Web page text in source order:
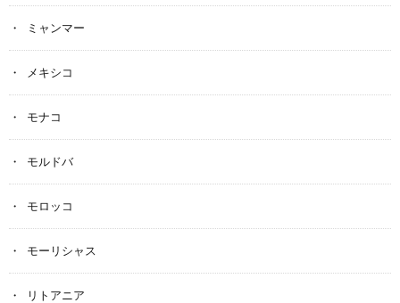
ミャンマー
メキシコ
モナコ
モルドバ
モロッコ
モーリシャス
リトアニア